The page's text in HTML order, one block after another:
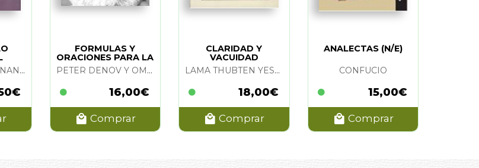
SWAMI ABHEDANANDA
FORMULAS Y
ORACIONES PARA LA
VIDA COTIDIANA
PETER DENOV Y OMRAAM MIKHAEL AIVANHOV
16,00€
Comprar
CLARIDAD Y
VACUIDAD
LAMA THUBTEN YESHE
18,00€
Comprar
ANALECTAS (N/E)
CONFUCIO
15,00€
Comprar